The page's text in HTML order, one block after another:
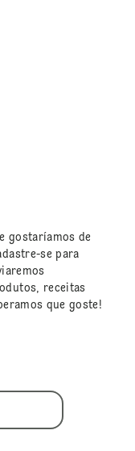
gostaríamos de
se para
receitas
que goste!